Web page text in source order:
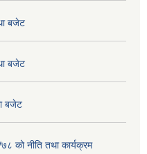
बजेट
बजेट
बजेट
को नीति तथा कार्यक्रम